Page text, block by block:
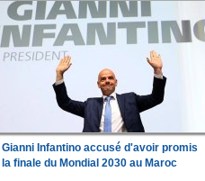
Gianni Infantino accusé d'avoir promis
la finale du Mondial 2030 au Maroc